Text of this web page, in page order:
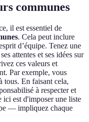
communes
il est essentiel de
. Cela peut inclure
d’équipe. Tenez une
attentes et ses idées sur
ces valeurs et
Par exemple, vous
tous. En faisant cela,
à respecter et
est d'imposer une liste
— impliquez chaque